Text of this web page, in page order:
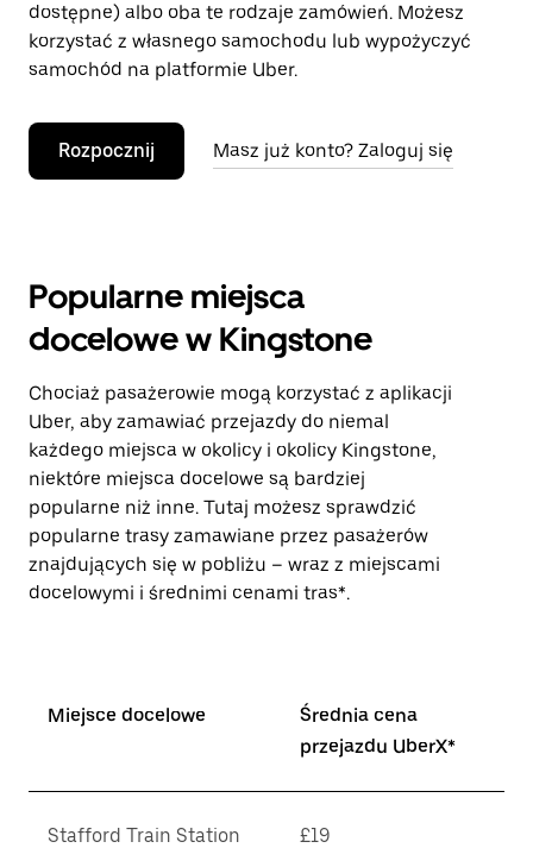
dostępne) albo oba te rodzaje zamówień. Możesz
korzystać z własnego samochodu lub wypożyczyć
samochód na platformie Uber.
Rozpocznij Masz już konto? Zaloguj się
Popularne miejsca
docelowe w Kingstone
Chociaż pasażerowie mogą korzystać z aplikacji
Uber, aby zamawiać przejazdy do niemal
każdego miejsca w okolicy i okolicy Kingstone,
niektóre miejsca docelowe są bardziej
popularne niż inne. Tutaj możesz sprawdzić
popularne trasy zamawiane przez pasażerów
znajdujących się w pobliżu – wraz z miejscami
docelowymi i średnimi cenami tras*.
Miejsce docelowe
Średnia cena
przejazdu UberX*
Stafford Train Station £19